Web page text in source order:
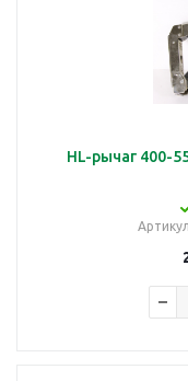
HL-рычаг 400-
Артикул